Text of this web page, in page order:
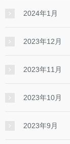
2024年1月
2023年12月
2023年11月
2023年10月
2023年9月